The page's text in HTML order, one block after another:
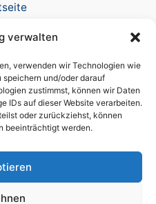
verwalten
verwenden wir Technologien wie
und/oder darauf
zustimmst, können wir Daten
IDs auf dieser Website verarbeiten.
oder zurückziehst, können
beeinträchtigt werden.